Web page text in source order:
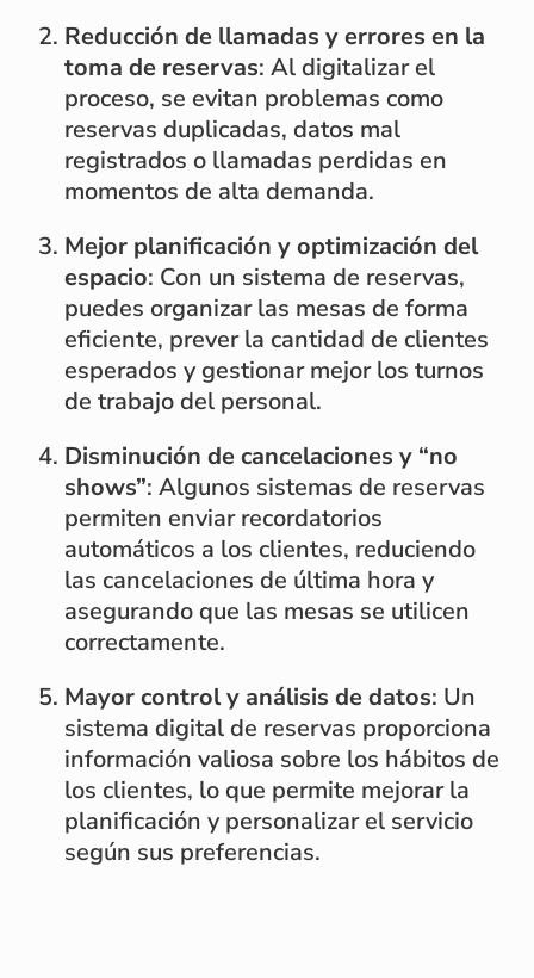
Reducción de llamadas y errores en la
toma de reservas: Al digitalizar el
proceso, se evitan problemas como
reservas duplicadas, datos mal
registrados o llamadas perdidas en
momentos de alta demanda.
Mejor planificación y optimización del
espacio: Con un sistema de reservas,
puedes organizar las mesas de forma
eficiente, prever la cantidad de clientes
esperados y gestionar mejor los turnos
de trabajo del personal.
Disminución de cancelaciones y “no
shows”: Algunos sistemas de reservas
permiten enviar recordatorios
automáticos a los clientes, reduciendo
las cancelaciones de última hora y
asegurando que las mesas se utilicen
correctamente.
Mayor control y análisis de datos: Un
sistema digital de reservas proporciona
información valiosa sobre los hábitos de
los clientes, lo que permite mejorar la
planificación y personalizar el servicio
según sus preferencias.